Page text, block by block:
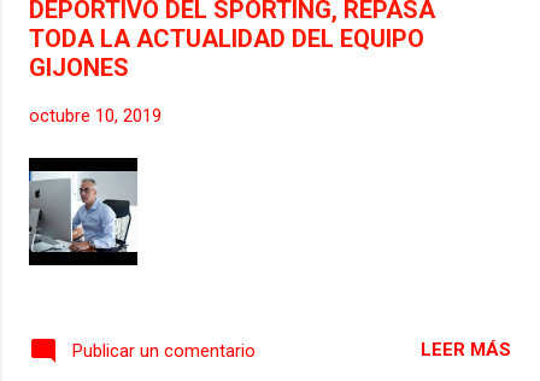
DEPORTIVO DEL SPORTING, REPASA
TODA LA ACTUALIDAD DEL EQUIPO
GIJONES
octubre 10, 2019
Publicar un comentario LEER MÁS